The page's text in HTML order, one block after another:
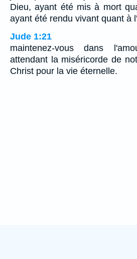
Dieu, ayant été mis à mort
ayant été rendu vivant quant à
Jude 1:21
maintenez-vous dans
attendant la miséricorde de
Christ pour la vie éternelle.